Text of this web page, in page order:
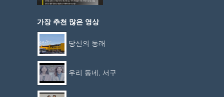
가장 추천 많은 영상
당신의 동래
우리 동네, 서구